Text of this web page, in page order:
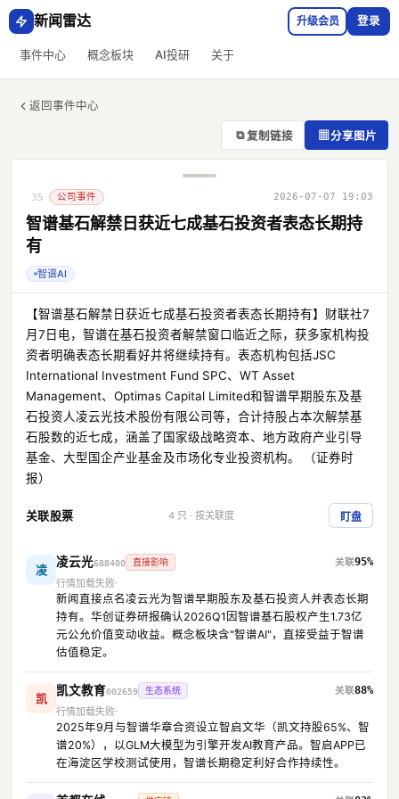
新闻雷达
事件中心 概念板块 AI投研 关于
升级会员 登录
返回事件中心
⧉ 复制链接 ▦分享图片
35 公司事件 2026-07-07 19:03
智谱基石解禁日获近七成基石投资者表态长期持
有
智谱AI
【智谱基石解禁日获近七成基石投资者表态长期持有】财联社7
月7日电，智谱在基石投资者解禁窗口临近之际，获多家机构投
资者明确表态长期看好并将继续持有。表态机构包括JSC
International Investment Fund SPC、WT Asset
Management、Optimas Capital Limited和智谱早期股东及基
石投资人凌云光技术股份有限公司等，合计持股占本次解禁基
石股数的近七成，涵盖了国家级战略资本、地方政府产业引导
基金、大型国企产业基金及市场化专业投资机构。 （证券时
报）
关联股票 4 只 · 按关联度 盯盘
凌
凌云光688400 直接影响
95%
行情加载失败
新闻直接点名凌云光为智谱早期股东及基石投资人并表态长期
持有。华创证券研报确认2026Q1因智谱基石股权产生1.73亿
元公允价值变动收益。概念板块含"智谱AI"，直接受益于智谱
估值稳定。
凯
凯文教育002659 生态系统
88%
行情加载失败
2025年9月与智谱华章合资设立智启文华（凯文持股65%、智
谱20%），以GLM大模型为引擎开发AI教育产品。智启APP已
在海淀区学校测试使用，智谱长期稳定利好合作持续性。